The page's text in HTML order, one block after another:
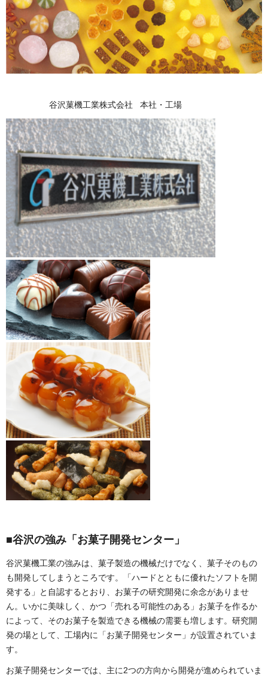
谷沢菓機工業株式会社 本社・工場
■谷沢の強み「お菓子開発センター」
谷沢菓機工業の強みは、菓子製造の機械だけでなく、菓子そのもの
も開発してしまうところです。「ハードとともに優れたソフトを開
発する」と自認するとおり、お菓子の研究開発に余念がありませ
ん。いかに美味しく、かつ「売れる可能性のある」お菓子を作るか
によって、そのお菓子を製造できる機械の需要も増します。研究開
発の場として、工場内に「お菓子開発センター」が設置されていま
す。
お菓子開発センターでは、主に2つの方向から開発が進められていま